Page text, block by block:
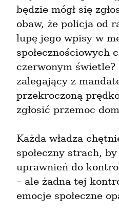
będzie mógł się
obaw, że policja od
lupę jego wpisy w
społecznościowych
czerwonym świetle?
zalegający z
przekroczoną
zgłosić przemoc
Każda władza
społeczny strach,
uprawnień do
– ale żadna tej
emocje społeczne